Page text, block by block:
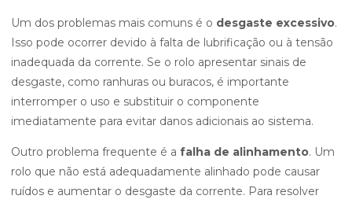
Um dos problemas mais comuns é o desgaste excessivo.
Isso pode ocorrer devido à falta de lubrificação ou à tensão
inadequada da corrente. Se o rolo apresentar sinais de
desgaste, como ranhuras ou buracos, é importante
interromper o uso e substituir o componente
imediatamente para evitar danos adicionais ao sistema.
Outro problema frequente é a falha de alinhamento. Um
rolo que não está adequadamente alinhado pode causar
ruídos e aumentar o desgaste da corrente. Para resolver